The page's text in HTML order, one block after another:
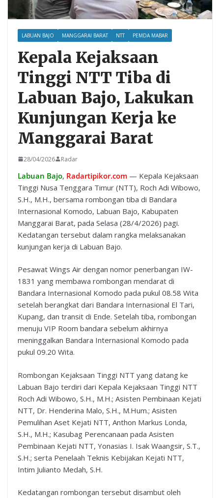
LABUAN BAJO MANGGARAI BARAT NTT PEMDA MABAR
Kepala Kejaksaan
Tinggi NTT Tiba di
Labuan Bajo, Lakukan
Kunjungan Kerja ke
Manggarai Barat
28/04/2026 Radar
Labuan Bajo, Radartipikor.com — Kepala Kejaksaan
Tinggi Nusa Tenggara Timur (NTT), Roch Adi Wibowo,
S.H., M.H., bersama rombongan tiba di Bandara
Internasional Komodo, Labuan Bajo, Kabupaten
Manggarai Barat, pada Selasa (28/4/2026) pagi.
Kedatangan tersebut dalam rangka melaksanakan
kunjungan kerja di Labuan Bajo.
Pesawat Wings Air dengan nomor penerbangan IW-
1831 yang membawa rombongan mendarat di
Bandara Internasional Komodo pada pukul 08.58 Wita
setelah berangkat dari Bandara Internasional El Tari,
Kupang, dan transit di Ende. Setelah tiba, rombongan
menuju VIP Room bandara sebelum akhirnya
meninggalkan Bandara Internasional Komodo pada
pukul 09.20 Wita.
Rombongan Kejaksaan Tinggi NTT yang datang ke
Labuan Bajo terdiri dari Kepala Kejaksaan Tinggi NTT
Roch Adi Wibowo, S.H., M.H.; Asisten Pembinaan Kejati
NTT, Dr. Henderina Malo, S.H., M.Hum.; Asisten
Pemulihan Aset Kejati NTT, Anthon Markus Londa,
S.H., M.H.; Kasubag Perencanaan pada Asisten
Pembinaan Kejati NTT, Yonasias I. Isak Waangsir, S.T.,
S.H.; serta Penelaah Teknis Kebijakan Kejati NTT,
Intim Julianto Medah, S.H.
Kedatangan rombongan tersebut disambut oleh